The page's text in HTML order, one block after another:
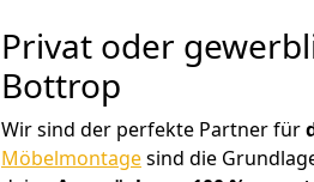
Privat oder
Bottrop
Wir sind der perfekte Partner für
Möbelmontagesind die